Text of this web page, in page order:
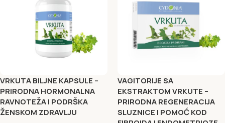
VRKUTA BILJNE KAPSULE –
PRIRODNA HORMONALNA
RAVNOTEŽA I PODRŠKA
ŽENSKOM ZDRAVLJU
VAGITORIJE SA
EKSTRAKTOM VRKUTE –
PRIRODNA REGENERACIJA
SLUZNICE I POMOĆ KOD